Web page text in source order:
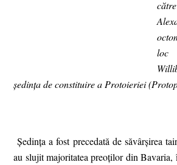
loc
ședința de constituire a Protoieriei
Ședința a fost precedată de săvârșirea
au slujit majoritatea preoților din Bavaria,